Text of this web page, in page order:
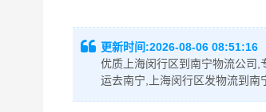
更新时间:2026-08-06 08:51:16
优质上海闵行区到南宁物流公司
运去南宁,上海闵行区发物流到南